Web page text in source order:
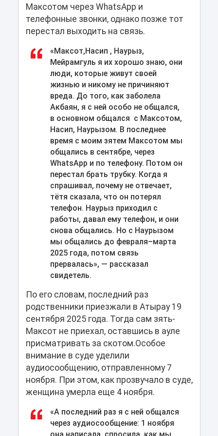
Максотом через WhatsApp и
телефонные звонки, однако позже тот
перестал выходить на связь.
«Максот,Насип , Наурыз,
Мейрамгуль я их хорошо знаю, они
люди, которые живут своей
жизнью и никому не причиняют
вреда. До того, как заболела
Акбаян, я с ней особо не общался,
в основном общался с Максотом,
Насип, Наурызом. В последнее
время с моим зятем Максотом мы
общались в сентябре, через
WhatsApp и по телефону. Потом он
перестал брать трубку. Когда я
спрашивал, почему не отвечает,
тётя сказала, что он потерял
телефон. Наурыз приходил с
работы, давал ему телефон, и они
снова общались. Но с Наурызом
мы общались до февраля–марта
2025 года, потом связь
прервалась», — рассказал
свидетель.
По его словам, последний раз
родственники приезжали в Атырау 19
сентября 2025 года. Тогда сам зять-
Максот не приехал, оставшись в ауле
присматривать за скотом.Особое
внимание в суде уделили
аудиосообщению, отправленному 7
ноября. При этом, как прозвучало в суде,
женщина умерла еще 4 ноября.
«А последний раз я с ней общался
через аудиосообщение: 1 ноября
она написала, спросила, как мы,